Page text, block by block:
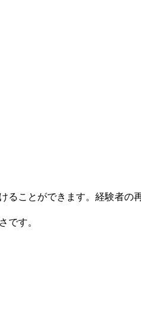
ことができます。経験者の
です。